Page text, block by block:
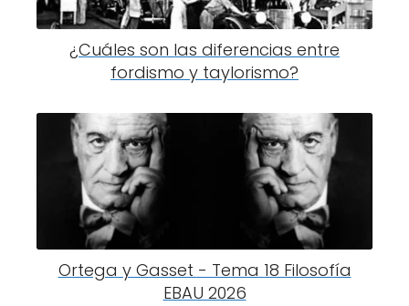
¿Cuáles son las diferencias entre
fordismo y taylorismo?
Ortega y Gasset - Tema 18 Filosofía
EBAU 2026